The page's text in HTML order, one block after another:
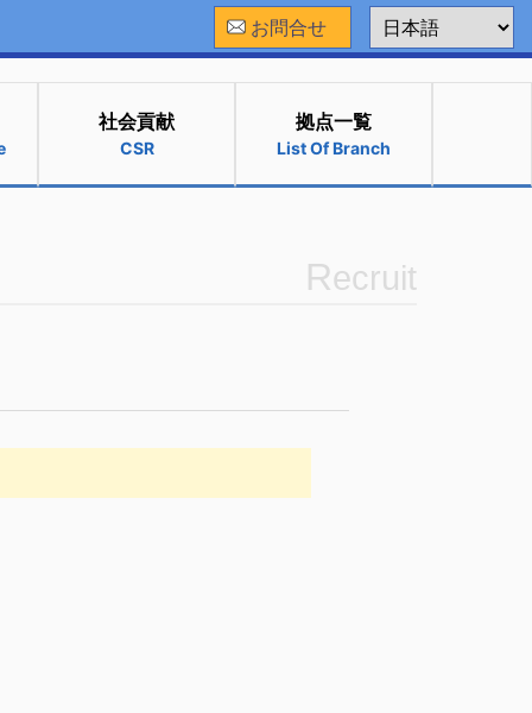
お問合せ
社会貢献
CSR
拠点一覧
List Of Branch
Recruit